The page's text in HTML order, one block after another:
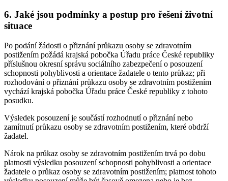
6. Jaké jsou podmínky a postup pro řešení životní
situace
Po podání žádosti o přiznání průkazu osoby se zdravotním
postižením požádá krajská pobočka Úřadu práce České republiky
příslušnou okresní správu sociálního zabezpečení o posouzení
schopnosti pohyblivosti a orientace žadatele o tento průkaz; při
rozhodování o přiznání průkazu osoby se zdravotním postižením
vychází krajská pobočka Úřadu práce České republiky z tohoto
posudku.
Výsledek posouzení je součástí rozhodnutí o přiznání nebo
zamítnutí průkazu osoby se zdravotním postižením, které obdrží
žadatel.
Nárok na průkaz osoby se zdravotním postižením trvá po dobu
platnosti výsledku posouzení schopnosti pohyblivosti a orientace
žadatele o průkaz osoby se zdravotním postižením; platnost tohoto